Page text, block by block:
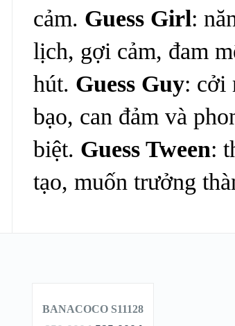
cảm. Guess Girl:
lịch, gợi cảm, đam
hút. Guess Guy: cởi
bạo, can đảm và
biệt. Guess Tween:
tạo, muốn trưởng
BANACOCO S11128